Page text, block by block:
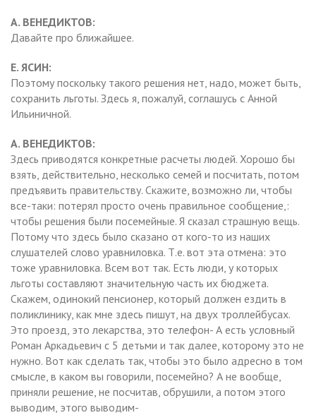
А. ВЕНЕДИКТОВ:
Давайте про ближайшее.
Е. ЯСИН:
Поэтому поскольку такого решения нет, надо, может быть,
сохранить льготы. Здесь я, пожалуй, соглашусь с Анной
Ильиничной.
А. ВЕНЕДИКТОВ:
Здесь приводятся конкретные расчеты людей. Хорошо бы
взять, действительно, несколько семей и посчитать, потом
предъявить правительству. Скажите, возможно ли, чтобы
все-таки: потерял просто очень правильное сообщение,:
чтобы решения были посемейные. Я сказал страшную вещь.
Потому что здесь было сказано от кого-то из наших
слушателей слово уравниловка. Т.е. вот эта отмена: это
тоже уравниловка. Всем вот так. Есть люди, у которых
льготы составляют значительную часть их бюджета.
Скажем, одинокий пенсионер, который должен ездить в
поликлинику, как мне здесь пишут, на двух троллейбусах.
Это проезд, это лекарства, это телефон- А есть условный
Роман Аркадьевич с 5 детьми и так далее, которому это не
нужно. Вот как сделать так, чтобы это было адресно в том
смысле, в каком вы говорили, посемейно? А не вообще,
приняли решение, не посчитав, обрушили, а потом этого
выводим, этого выводим-